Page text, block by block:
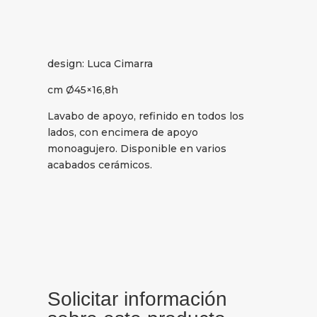
design: Luca Cimarra
cm Ø45×16,8h
Lavabo de apoyo, refinido en todos los
lados, con encimera de apoyo
monoagujero. Disponible en varios
acabados cerámicos.
Solicitar información